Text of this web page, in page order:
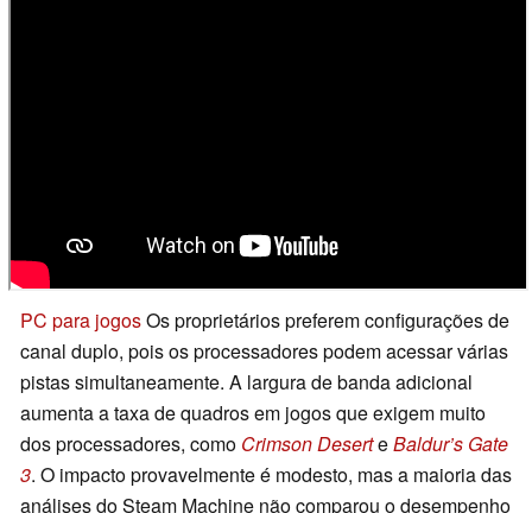
PC para jogosOs proprietários preferem configurações de
canal duplo, pois os processadores podem acessar várias
pistas simultaneamente. A largura de banda adicional
aumenta a taxa de quadros em jogos que exigem muito
dos processadores, como Crimson DeserteBaldur’s Gate
3. O impacto provavelmente é modesto, mas a maioria das
análises do Steam Machine não comparou o desempenho